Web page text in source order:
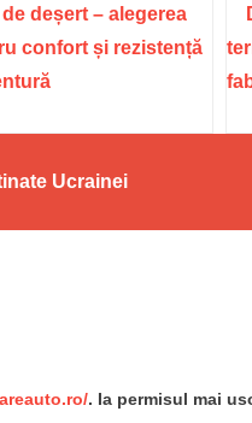
deșert – alegerea
confort și rezistență
Ucrainei
. Ia permisul mai